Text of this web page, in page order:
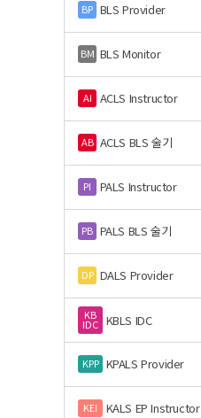
BP BLS Provider
BM BLS Monitor
AI ACLS Instructor
AB ACLS BLS 술기
PI PALS Instructor
PB PALS BLS 술기
DP DALS Provider
KB
IDC KBLS IDC
KPP KPALS Provider
KEI KALS EP Instructor